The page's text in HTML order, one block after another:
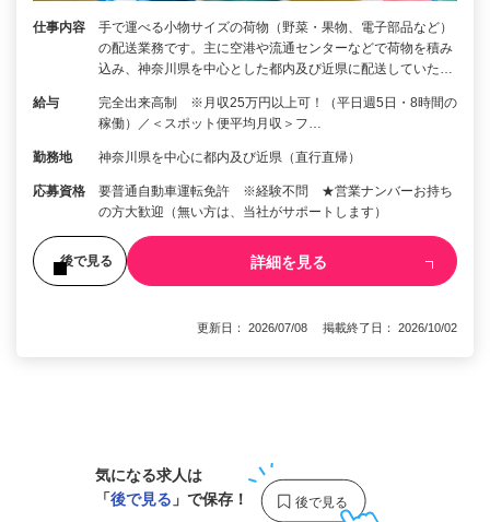
仕事内容
手で運べる小物サイズの荷物（野菜・果物、電子部品など）
の配送業務です。主に空港や流通センターなどで荷物を積み
込み、神奈川県を中心とした都内及び近県に配送していた…
給与
完全出来高制 ※月収25万円以上可！（平日週5日・8時間の
稼働）／＜スポット便平均月収＞フ…
勤務地 神奈川県を中心に都内及び近県（直行直帰）
応募資格
要普通自動車運転免許 ※経験不問 ★営業ナンバーお持ち
の方大歓迎（無い方は、当社がサポートします）
後で見る 詳細を見る
更新日： 2026/07/08 掲載終了日： 2026/10/02
気になる求人は
「後で見る 」で保存！